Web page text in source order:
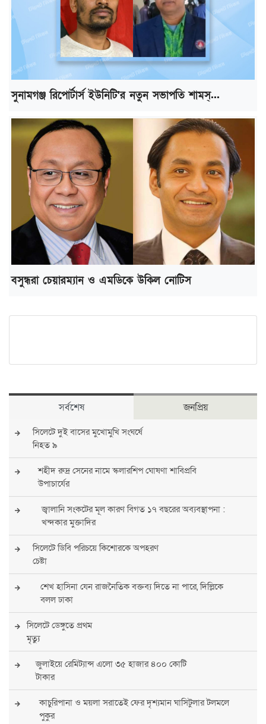
সুনামগঞ্জ রিপোর্টার্স ইউনিটি'র নতুন সভাপতি শামস্...
বসুন্ধরা চেয়ারম্যান ও এমডিকে উকিল নোটিস
সর্বশেষ জনপ্রিয়
সিলেটে দুই বাসের মুখোমুখি সংঘর্ষে
নিহত ৯
শহীদ রুদ্র সেনের নামে স্কলারশিপ ঘোষণা শাবিপ্রবি
উপাচার্যের
জ্বালানি সংকটের মূল কারণ বিগত ১৭ বছরের অব্যবস্থাপনা :
খন্দকার মুক্তাদির
সিলেটে ডিবি পরিচয়ে কিশোরকে অপহরণ
চেষ্টা
শেখ হাসিনা যেন রাজনৈতিক বক্তব্য দিতে না পারে, দিল্লিকে
বলল ঢাকা
সিলেটে ডেঙ্গুতে প্রথম
মৃত্যু
জুলাইয়ে রেমিট্যান্স এলো ৩৫ হাজার ৪০০ কোটি
টাকার
কাচুরিপানা ও ময়লা সরাতেই ফের দৃশ্যমান ঘাসিটুলার টলমলে
পুকুর